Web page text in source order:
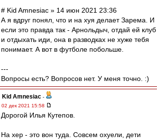
# Kid Amnesiac » 14 июн 2021 23:36
А я вдруг понял, что и на хуя делает Зарема. И
если это правда так - Арнольдыч, отдай ей клуб
и отдыхать иди, она в разводках не хуже тебя
понимает. А вот в футболе побольше.
---
Вопросы есть? Вопросов нет. У меня точно. :)
Kid Amnesiac -
02 дек 2021 15:58
Дорогой Илья Кутепов.
На хер - это вон туда. Совсем охуели, дети